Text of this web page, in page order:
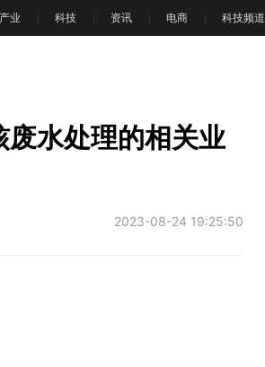
产业 科技 资讯 电商 科技频道
水处理的相关业
2023-08-24 19:25:50